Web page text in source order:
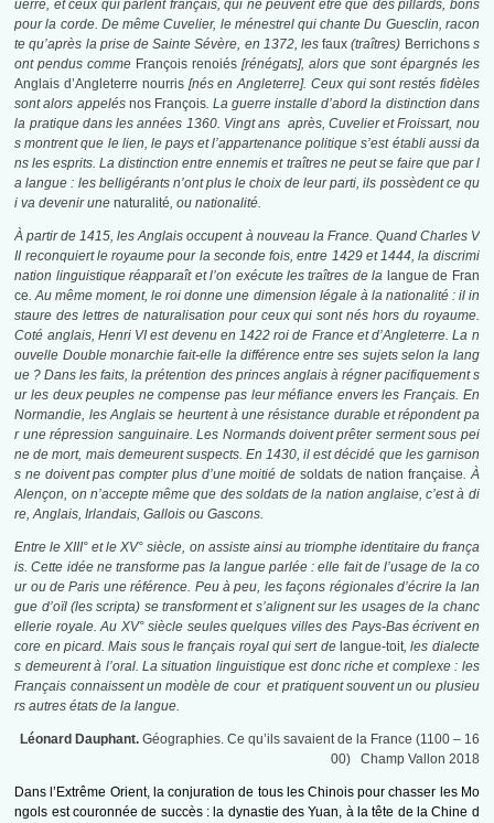
uerre, et ceux qui parlent français, qui ne peuvent être que des pillards, bons
pour la corde. De même Cuvelier, le ménestrel qui chante Du Guesclin, racon
te qu’après la prise de Sainte Sévère, en 1372, lesfaux (traîtres) Berrichonss
ont pendus comme François renoiés[rénégats], alors que sont épargnés les
Anglais d’Angleterre nourris[nés en Angleterre]. Ceux qui sont restés fidèles
sont alors appelés nos François. La guerre installe d’abord la distinction dans
la pratique dans les années 1360. Vingt ans après, Cuvelier et Froissart, nou
s montrent que le lien, le pays et l’appartenance politique s’est établi aussi da
ns les esprits. La distinction entre ennemis et traîtres ne peut se faire que par l
a langue : les belligérants n’ont plus le choix de leur parti, ils possèdent ce qu
i va devenir unenaturalité, ou nationalité.
À partir de 1415, les Anglais occupent à nouveau la France. Quand Charles V
II reconquiert le royaume pour la seconde fois, entre 1429 et 1444, la discrimi
nation linguistique réapparaît et l’on exécute les traîtres de la langue de Fran
ce. Au même moment, le roi donne une dimension légale à la nationalité : il in
staure des lettres de naturalisation pour ceux qui sont nés hors du royaume.
Coté anglais, Henri VI est devenu en 1422 roi de France et d’Angleterre. La n
ouvelle Double monarchie fait-elle la différence entre ses sujets selon la lang
ue ? Dans les faits, la prétention des princes anglais à régner pacifiquement s
ur les deux peuples ne compense pas leur méfiance envers les Français. En
Normandie, les Anglais se heurtent à une résistance durable et répondent pa
r une répression sanguinaire. Les Normands doivent prêter serment sous pei
ne de mort, mais demeurent suspects. En 1430, il est décidé que les garnison
s ne doivent pas compter plus d’une moitié de soldats de nation française. À
Alençon, on n’accepte même que des soldats de la nation anglaise, c’est à di
re, Anglais, Irlandais, Gallois ou Gascons.
Entre le XIII° et le XV° siècle, on assiste ainsi au triomphe identitaire du frança
is. Cette idée ne transforme pas la langue parlée : elle fait de l’usage de la co
ur ou de Paris une référence. Peu à peu, les façons régionales d’écrire la lan
gue d’oïl (les scripta) se transforment et s’alignent sur les usages de la chanc
ellerie royale. Au XV° siècle seules quelques villes des Pays-Bas écrivent en
core en picard. Mais sous le français royal qui sert de langue-toit, les dialecte
s demeurent à l’oral. La situation linguistique est donc riche et complexe : les
Français connaissent un modèle de cour et pratiquent souvent un ou plusieu
rs autres états de la langue.
Léonard Dauphant.Géographies. Ce qu’ils savaient de la France (1100 – 16
00) Champ Vallon 2018
Dans l’Extrême Orient, la conjuration de tous les Chinois pour chasser les Mo
ngols est couronnée de succès : la dynastie des Yuan, à la tête de la Chine d